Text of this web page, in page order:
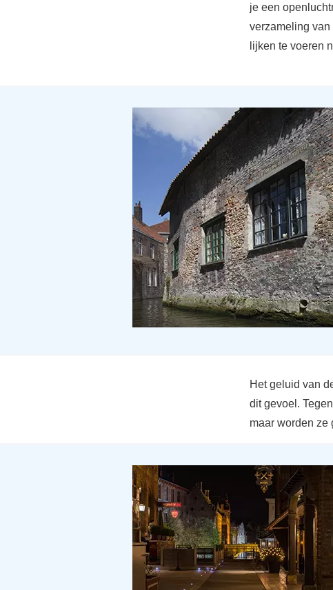
je een
verzameling
lijken te voeren
Het geluid van
dit gevoel.
maar worden ze